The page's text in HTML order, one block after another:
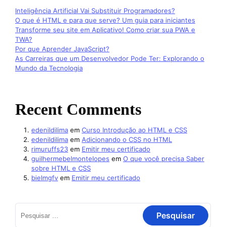
Inteligência Artificial Vai Substituir Programadores?
O que é HTML e para que serve? Um guia para iniciantes
Transforme seu site em Aplicativo! Como criar sua PWA e
TWA?
Por que Aprender JavaScript?
As Carreiras que um Desenvolvedor Pode Ter: Explorando o
Mundo da Tecnologia
Recent Comments
edenildilima em Curso Introdução ao HTML e CSS
edenildilima em Adicionando o CSS no HTML
rimuruffs23 em Emitir meu certificado
guilhermebelmontelopes em O que você precisa Saber
sobre HTML e CSS
bielmgfv em Emitir meu certificado